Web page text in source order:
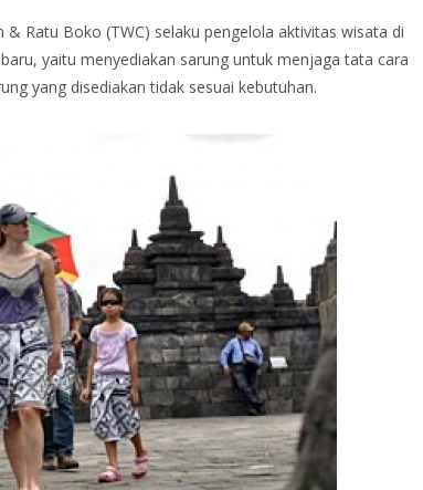
Ratu Boko (TWC) selaku pengelola aktivitas wisata di
yaitu menyediakan sarung untuk menjaga tata cara
yang disediakan tidak sesuai kebutuhan.